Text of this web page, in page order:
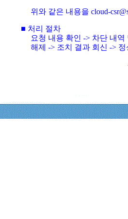
위와 같은 내용을 cloud-
■ 처리 절차
요청 내용 확인 -> 차단 내
해제 -> 조치 결과 회신 ->